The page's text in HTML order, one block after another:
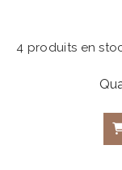
4 produits en